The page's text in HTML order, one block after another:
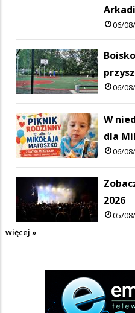
06/
06/
W
dla
06/
2026
05/
więcej »